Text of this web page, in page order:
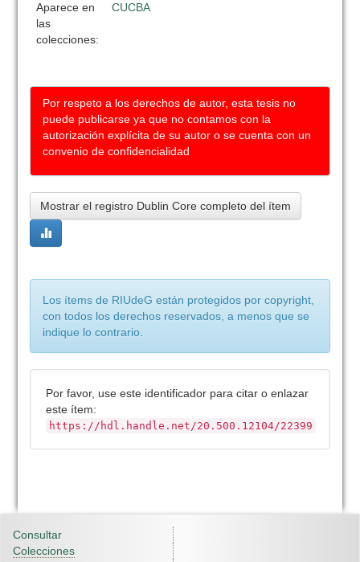
Aparece en
las
colecciones:
CUCBA
Por respeto a los derechos de autor, esta tesis no
puede publicarse ya que no contamos con la
autorización explícita de su autor o se cuenta con un
convenio de confidencialidad
Mostrar el registro Dublin Core completo del ítem
Los ítems de RIUdeG están protegidos por copyright,
con todos los derechos reservados, a menos que se
indique lo contrario.
Por favor, use este identificador para citar o enlazar
este ítem:
https://hdl.handle.net/20.500.12104/22399
Consultar
Colecciones